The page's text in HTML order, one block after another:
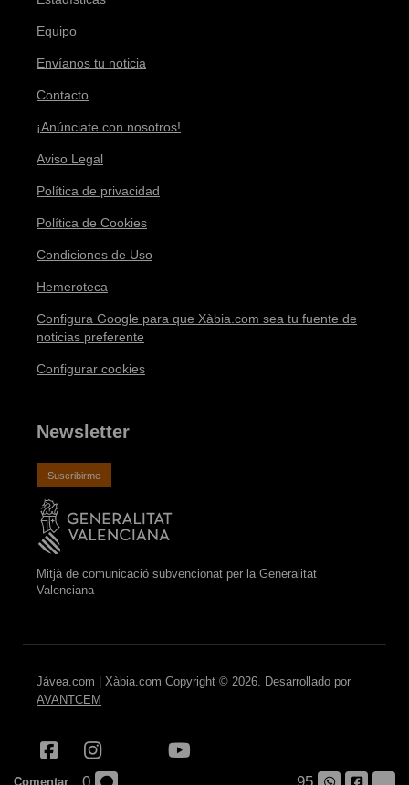
Equipo
Envíanos tu noticia
Contacto
¡Anúnciate con nosotros!
Aviso Legal
Política de privacidad
Política de Cookies
Condiciones de Uso
Hemeroteca
Configura Google para que Xàbia.com sea tu fuente de
noticias preferente
Configurar cookies
Newsletter
Suscribirme
Mitjà de comunicació subvencionat per la Generalitat
Valenciana
Jávea.com | Xàbia.com Copyright © 2026. Desarrollado por
AVANTCEM
Comentar